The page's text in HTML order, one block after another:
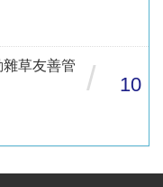
草友善管
/ 10